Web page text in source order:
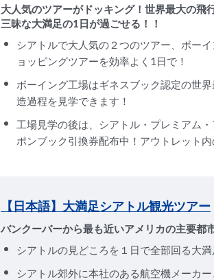
大人気のツアーがドッキング！世界最大の飛
三昧な大満足の1日が過ごせる！！
シアトルで大人気の２つのツアー、ボー
ョッピングツアーを効率よく1日で！
ボーイング工場はギネスブック認定の世
造過程を見学できます！
工場見学の後は、シアトル・プレミアム
ポンブック引換券配布中！アウトレット
【日本語】大満足シアトル観光ツアー
バンクーバーから最も近いアメリカの主要都
シアトルの見どころを１日で全部回る大
シアトル郊外に本社のある航空機メーカ